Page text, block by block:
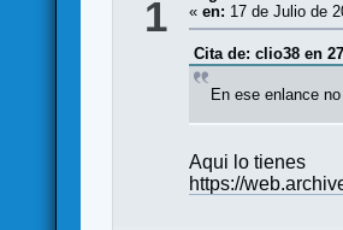
1
«en: 17 de Julio de
Cita de: clio38 en
En ese enlance
Aqui lo tienes
https://